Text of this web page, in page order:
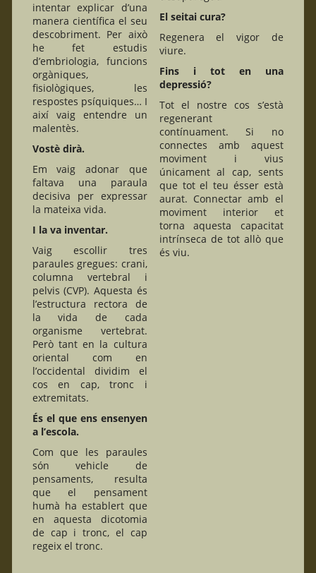
intentar explicar d’una
manera científica el seu
descobriment. Per això
he fet estudis
d’embriologia, funcions
orgàniques,
fisiològiques, les
respostes psíquiques… I
així vaig entendre un
malentès.
Vostè dirà.
Em vaig adonar que
faltava una paraula
decisiva per expressar
la mateixa vida.
I la va inventar.
Vaig escollir tres
paraules gregues: crani,
columna vertebral i
pelvis (CVP). Aquesta és
l’estructura rectora de
la vida de cada
organisme vertebrat.
Però tant en la cultura
oriental com en
l’occidental dividim el
cos en cap, tronc i
extremitats.
És el que ens ensenyen
a l’escola.
Com que les paraules
són vehicle de
pensaments, resulta
que el pensament
humà ha establert que
en aquesta dicotomia
de cap i tronc, el cap
regeix el tronc.
El seitai cura?
Regenera el vigor de
viure.
Fins i tot en una
depressió?
Tot el nostre cos s’està
regenerant
contínuament. Si no
connectes amb aquest
moviment i vius
únicament al cap, sents
que tot el teu ésser està
aurat. Connectar amb el
moviment interior et
torna aquesta capacitat
intrínseca de tot allò que
és viu.